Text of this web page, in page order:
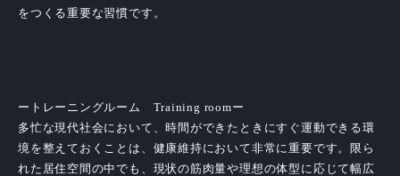
をつくる重要な習慣です。
ートレーニングルーム Training roomー
多忙な現代社会において、時間ができたときにすぐ運動できる環
境を整えておくことは、健康維持において非常に重要です。限ら
れた居住空間の中でも、現状の筋肉量や理想の体型に応じて幅広